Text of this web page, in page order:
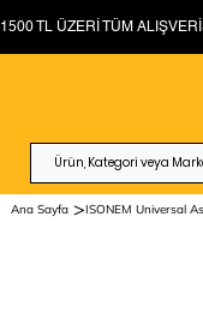
Ana Sayfa >ISONEM Universal